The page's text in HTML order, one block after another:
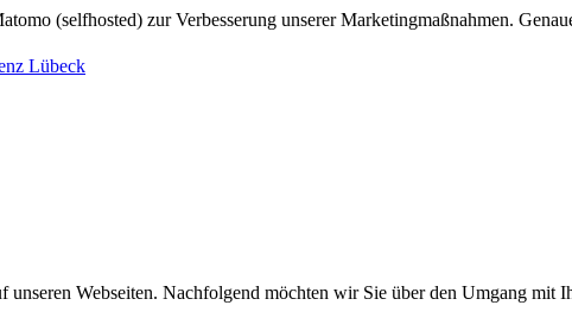
(selfhosted) zur Verbesserung unserer Marketingmaßnahmen.
unseren Webseiten. Nachfolgend möchten wir Sie über den Umgang